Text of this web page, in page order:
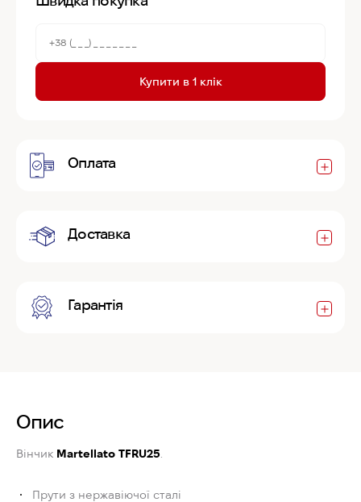
Купити в 1 клік
Оплата
Доставка
Гарантія
Опис
Вінчик Martellato TFRU25
Прути з нержавіючої сталі